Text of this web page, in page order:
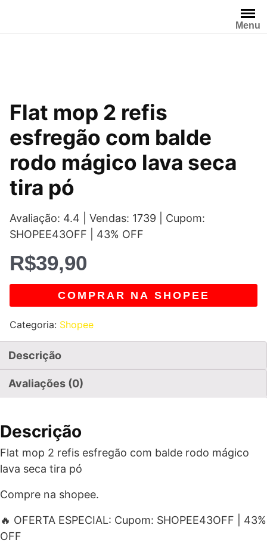
o
Menu
Flat mop 2 refis
esfregão com balde
rodo mágico lava seca
tira pó
Avaliação: 4.4 | Vendas: 1739 | Cupom:
SHOPEE43OFF | 43% OFF
R$39,90
COMPRAR NA SHOPEE
Categoria: Shopee
Descrição
Avaliações (0)
Descrição
Flat mop 2 refis esfregão com balde rodo mágico
lava seca tira pó
Compre na shopee.
🔥 OFERTA ESPECIAL: Cupom: SHOPEE43OFF | 43%
OFF